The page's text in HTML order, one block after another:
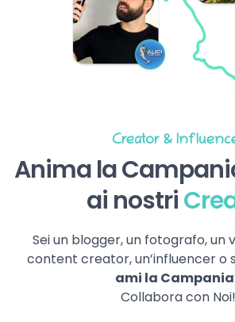
Creator &
Anima la
ai nostri
Sei un blogger, un fotografo, un
content creator, un’influencer o
ami la Campania
Collabora con Noi!